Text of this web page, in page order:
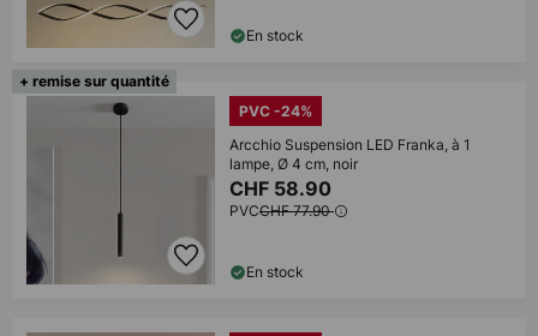
En stock
+ remise sur quantité
PVC -24%
Arcchio Suspension LED Franka, à 1
lampe, Ø 4 cm, noir
CHF 58.90
PVCCHF 77.90
En stock